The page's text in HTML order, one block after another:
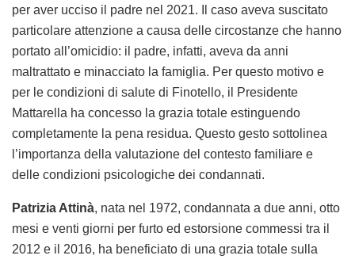
per aver ucciso il padre nel 2021. Il caso aveva suscitato
particolare attenzione a causa delle circostanze che hanno
portato all’omicidio: il padre, infatti, aveva da anni
maltrattato e minacciato la famiglia. Per questo motivo e
per le condizioni di salute di Finotello, il Presidente
Mattarella ha concesso la grazia totale estinguendo
completamente la pena residua. Questo gesto sottolinea
l’importanza della valutazione del contesto familiare e
delle condizioni psicologiche dei condannati.
Patrizia Attinà, nata nel 1972, condannata a due anni, otto
mesi e venti giorni per furto ed estorsione commessi tra il
2012 e il 2016, ha beneficiato di una grazia totale sulla